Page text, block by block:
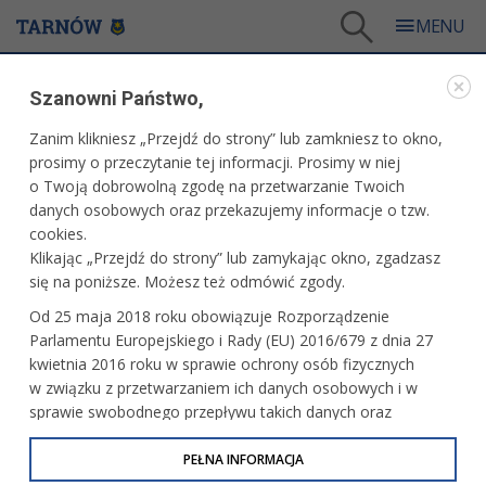
WYCIECZKI MELEKSEM
09.05.2025, 14:14
Są jeszcze wolne miejsca na weekendowe wycieczki
meleksem – informuje Tarnowskie Centrum Informacji. Jak
można się zapisać?
Szanowni Państwo,
Zanim klikniesz „Przejdź do strony” lub zamkniesz to okno,
prosimy o przeczytanie tej informacji. Prosimy w niej
o Twoją dobrowolną zgodę na przetwarzanie Twoich
danych osobowych oraz przekazujemy informacje o tzw.
cookies.
Klikając „Przejdź do strony” lub zamykając okno, zgadzasz
się na poniższe. Możesz też odmówić zgody.
Od 25 maja 2018 roku obowiązuje Rozporządzenie
Parlamentu Europejskiego i Rady (EU) 2016/679 z dnia 27
kwietnia 2016 roku w sprawie ochrony osób fizycznych
w związku z przetwarzaniem ich danych osobowych i w
sprawie swobodnego przepływu takich danych oraz
uchylenia dyrektywy 95/46/WE (określane jako RODO, GDPR
lub Ogólne Rozporządzenie o Ochronie Danych
PEŁNA INFORMACJA